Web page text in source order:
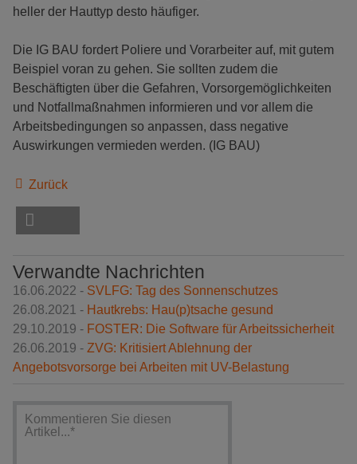
heller der Hauttyp desto häufiger.
Die IG BAU fordert Poliere und Vorarbeiter auf, mit gutem
Beispiel voran zu gehen. Sie sollten zudem die
Beschäftigten über die Gefahren, Vorsorgemöglichkeiten
und Notfallmaßnahmen informieren und vor allem die
Arbeitsbedingungen so anpassen, dass negative
Auswirkungen vermieden werden. (IG BAU)
Zurück
Verwandte Nachrichten
16.06.2022 - SVLFG: Tag des Sonnenschutzes
26.08.2021 - Hautkrebs: Hau(p)tsache gesund
29.10.2019 - FOSTER: Die Software für Arbeitssicherheit
26.06.2019 - ZVG: Kritisiert Ablehnung der
Angebotsvorsorge bei Arbeiten mit UV-Belastung